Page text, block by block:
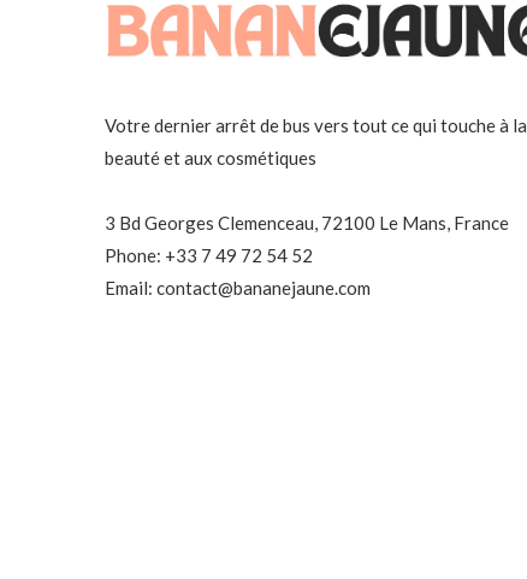
Votre dernier arrêt de bus vers tout ce qui touche à la
beauté et aux cosmétiques
3 Bd Georges Clemenceau, 72100 Le Mans, France
Phone: +33 7 49 72 54 52
Email: contact@bananejaune.com